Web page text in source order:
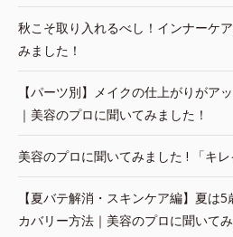
秋こそ取り入れるべし！インナーケ
みました！
【パーツ別】メイクの仕上がりがア
｜美容のプロに聞いてみました！
美容のプロに聞いてみました ! 「キレ
【夏バテ解消・スキンケア編】夏は
カバリー方法｜美容のプロに聞いてみ